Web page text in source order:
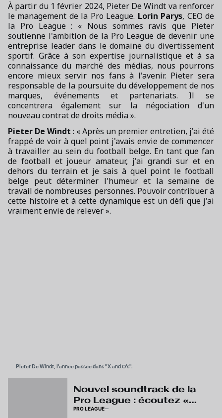
À partir du 1 février 2024, Pieter De Windt va renforcer
le management de la Pro League. Lorin Parys, CEO de
la Pro League : « Nous sommes ravis que Pieter
soutienne l'ambition de la Pro League de devenir une
entreprise leader dans le domaine du divertissement
sportif. Grâce à son expertise journalistique et à sa
connaissance du marché des médias, nous pourrons
encore mieux servir nos fans à l'avenir. Pieter sera
responsable de la poursuite du développement de nos
marques, événements et partenariats. Il se
concentrera également sur la négociation d'un
nouveau contrat de droits média ».
Pieter De Windt : « Après un premier entretien, j'ai été
frappé de voir à quel point j'avais envie de commencer
à travailler au sein du football belge. En tant que fan
de football et joueur amateur, j'ai grandi sur et en
dehors du terrain et je sais à quel point le football
belge peut déterminer l'humeur et la semaine de
travail de nombreuses personnes. Pouvoir contribuer à
cette histoire et à cette dynamique est un défi que j'ai
vraiment envie de relever ».
Pieter De Windt, l'année passée dans "X and O's".
Nouvel soundtrack de la
Pro League : écoutez «
The Reset »
PRO LEAGUE